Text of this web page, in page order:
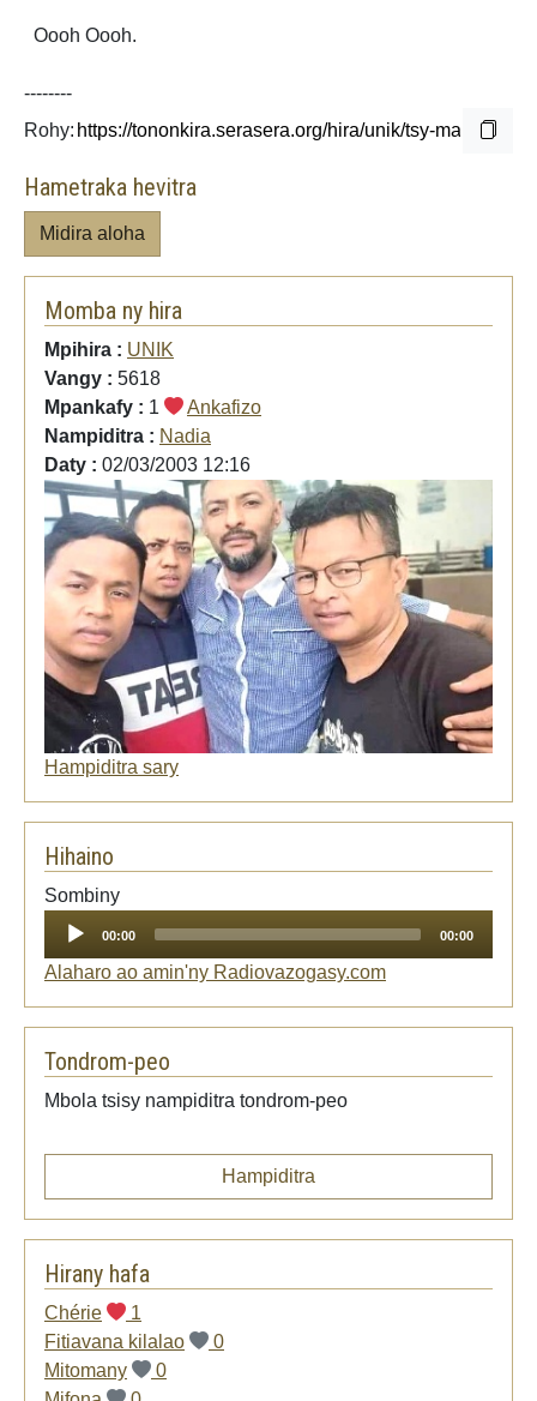
Oooh Oooh.
--------
Rohy:
Hametraka hevitra
Midira aloha
Momba ny hira
Mpihira : UNIK
Vangy : 5618
Mpankafy : 1
Ankafizo
Nampiditra : Nadia
Daty : 02/03/2003 12:16
Hampiditra sary
Hihaino
SombinyAudio
00:00 00:00
Alaharo ao amin'ny Radiovazogasy.com
Tondrom-peo
Mbola tsisy nampiditra tondrom-peo
Hampiditra
Hirany hafa
Chérie
1
Fitiavana kilalao
0
Mitomany
0